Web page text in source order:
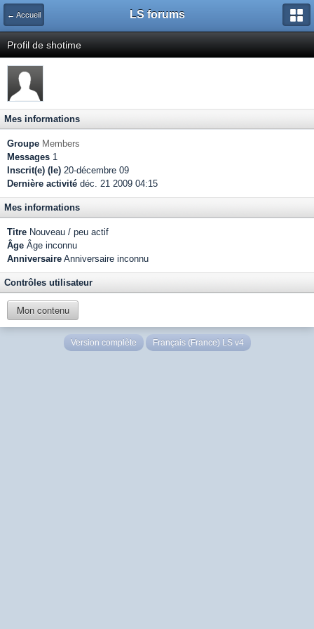
← Accueil LS forums
Profil de shotime
Mes informations
Groupe Members
Messages 1
Inscrit(e) (le) 20-décembre 09
Dernière activité déc. 21 2009 04:15
Mes informations
Titre Nouveau / peu actif
Âge Âge inconnu
Anniversaire Anniversaire inconnu
Contrôles utilisateur
Mon contenu
Version complète Français (France) LS v4